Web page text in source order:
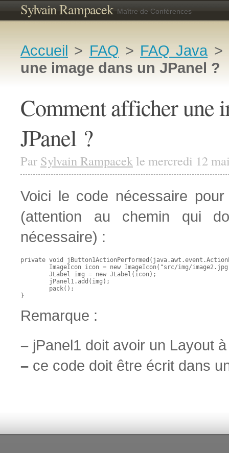
Sylvain Rampacek Maître de Conférences
Accueil > FAQ > FAQ Java >
une image dans un JPanel ?
Comment afficher une
JPanel ?
Par Sylvain Rampacek le mercredi 12
Voici le code nécessaire
(attention au chemin qui
nécessaire) :
private void
ImageIcon icon = new ImageIcon("src/img/
        JLabel img = new JLabel(icon);
        jPanel1.add(img);
        pack();
}
Remarque :
– jPanel1 doit avoir un Layout
– ce code doit être écrit dans